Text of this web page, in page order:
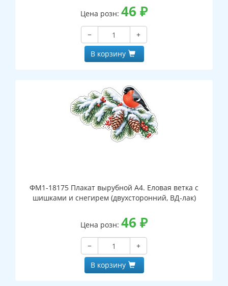
Цена розн: 46 ₽
−
+
В корзину
ФМ1-18175 Плакат вырубной А4. Еловая ветка с
шишками и снегирем (двухсторонний, ВД-лак)
Цена розн: 46 ₽
−
+
В корзину